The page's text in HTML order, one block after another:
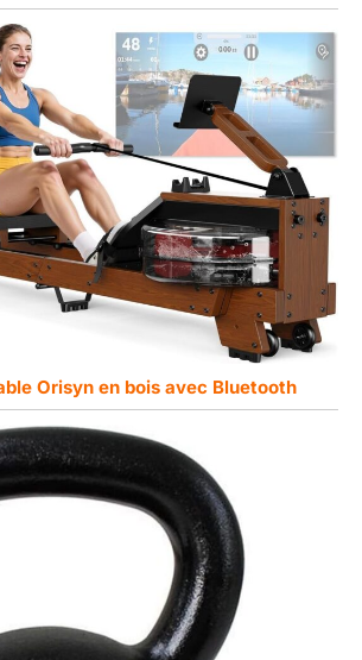
Orisyn en bois avec Bluetooth